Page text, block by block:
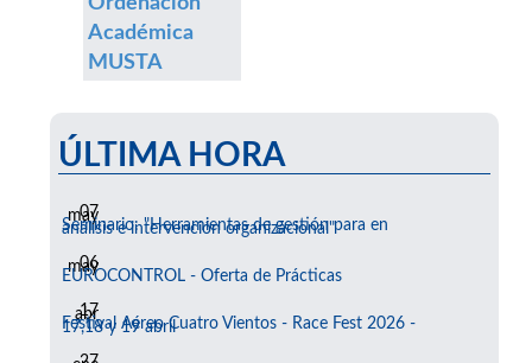
Académica
MUSTA
ÚLTIMA HORA
07
may
Seminario: "Herramientas de gestión para en
análisis e intervención organizacional"
06
may
EUROCONTROL - Oferta de Prácticas
17
abr
Festival Aéreo Cuatro Vientos - Race Fest 2026 -
17,18 y 19 abril